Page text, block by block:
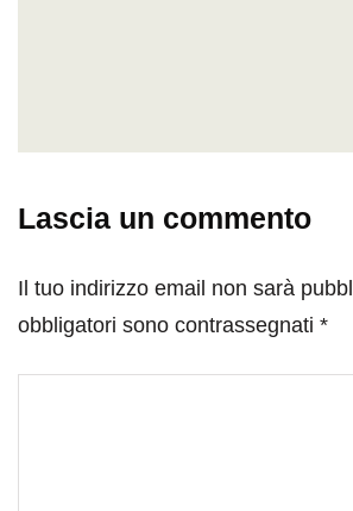
Lascia un commento
Il tuo indirizzo email non sarà
obbligatori sono contrassegnati *